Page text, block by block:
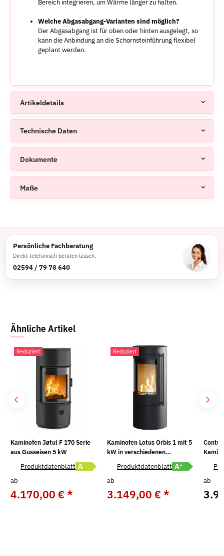
Bereich integrieren, um Wärme länger zu halten.
Welche Abgasabgang-Varianten sind möglich?
Der Abgasabgang ist für oben oder hinten ausgelegt, so
kann die Anbindung an die Schornsteinführung flexibel
geplant werden.
Artikeldetails
Technische Daten
Dokumente
Maße
Persönliche Fachberatung
Direkt telefonisch beraten lassen.
02594 / 79 78 640
Ähnliche Artikel
A+ öffnen
Reduziert
Kaminofen Jøtul F 170 Serie
aus Gusseisen 5 kW
ProduktdatenblattEnergielabel A öffnen
ab
4.170,00 €*
Reduziert
Kaminofen Lotus Orbis 1 mit 5
kW in verschiedenen
ProduktdatenblattEnergielabel A+
ab
3.149,00 €*
ab